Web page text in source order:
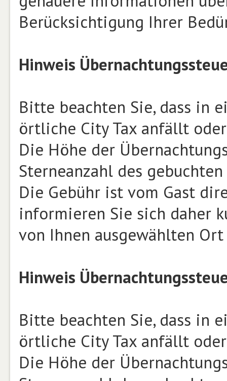
Berücksichtigung Ihrer
Hinweis
Bitte beachten Sie, dass in
örtliche City Tax anfällt
Die Höhe der
Sterneanzahl des
Die Gebühr ist vom Gast
informieren Sie sich daher
von Ihnen ausgewählten
Hinweis
Bitte beachten Sie, dass in
örtliche City Tax anfällt
Die Höhe der